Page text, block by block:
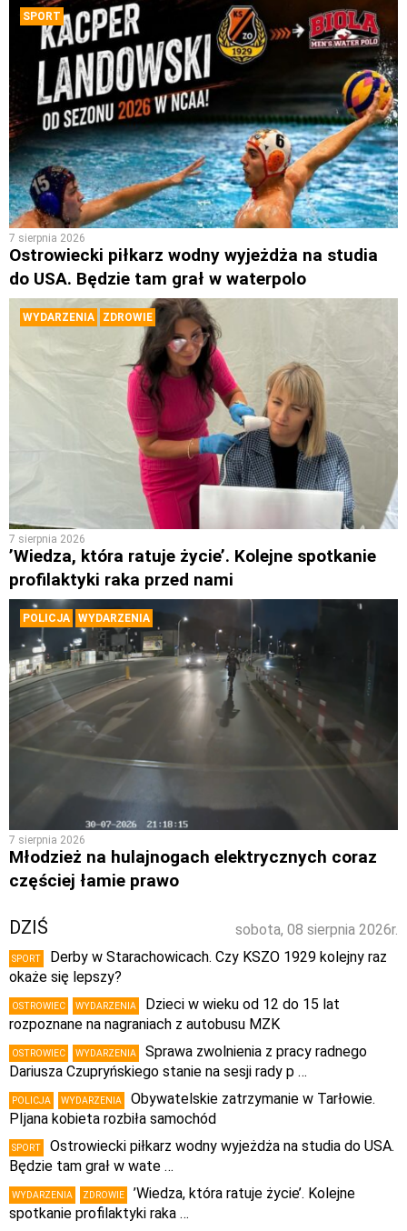
SPORT
7 sierpnia 2026
Ostrowiecki piłkarz wodny wyjeżdża na studia
do USA. Będzie tam grał w waterpolo
WYDARZENIA ZDROWIE
7 sierpnia 2026
’Wiedza, która ratuje życie’. Kolejne spotkanie
profilaktyki raka przed nami
POLICJA WYDARZENIA
7 sierpnia 2026
Młodzież na hulajnogach elektrycznych coraz
częściej łamie prawo
sobota, 08 sierpnia 2026r.
DZIŚ
SPORT
Derby w Starachowicach. Czy KSZO 1929 kolejny raz
okaże się lepszy?
OSTROWIEC WYDARZENIA
Dzieci w wieku od 12 do 15 lat
rozpoznane na nagraniach z autobusu MZK
OSTROWIEC WYDARZENIA
Sprawa zwolnienia z pracy radnego
Dariusza Czupryńskiego stanie na sesji rady p …
POLICJA WYDARZENIA
Obywatelskie zatrzymanie w Tarłowie.
PIjana kobieta rozbiła samochód
SPORT
Ostrowiecki piłkarz wodny wyjeżdża na studia do USA.
Będzie tam grał w wate …
WYDARZENIA ZDROWIE
’Wiedza, która ratuje życie’. Kolejne
spotkanie profilaktyki raka …